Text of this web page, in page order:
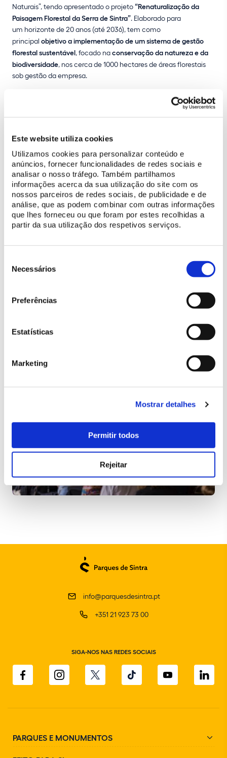
Este website utiliza cookies
Utilizamos cookies para personalizar conteúdo e
anúncios, fornecer funcionalidades de redes sociais e
analisar o nosso tráfego. Também partilhamos
informações acerca da sua utilização do site com os
nossos parceiros de redes sociais, de publicidade e de
análise, que as podem combinar com outras informações
que lhes forneceu ou que foram por estes recolhidas a
partir da sua utilização dos respetivos serviços.
Necessários
Preferências
Estatísticas
Marketing
Mostrar detalhes
Permitir todos
Rejeitar
Naturais”, tendo apresentado o projeto“Renaturalização da
Paisagem Florestal da Serra de Sintra”. Elaborado para
um horizonte de 20 anos (até 2036), tem como
principal objetivo a implementação de um sistema de gestão
florestal sustentável, focado naconservação da natureza e da
biodiversidade, nos cerca de 1000 hectares de áreas florestais
sob gestão da empresa.
Instituto da Conservação da Natureza e das
melhorar o estado
debater soluções, produzir recomendações e definir metas,
realizaram-sesessões em todo o país, dinamizadas pela
School of Science and Technology | FCT NOVA, que contaram
com a participação de entidades como administração local,
instituições de investigação científica e tecnológica e
organizações não-governamentais de ambiente.
Foramsete os objetivos que orientaram os debates, cujos
aumentar a perceção e apropriação pública do património
natural; vigiar e controlar espécies exóticas invasoras;
infraestruturas verdes e a conectividade ecológica; estimular a
cooperação internacional; e inovar no investimento em
info@parquesdesintra.pt
+351 21 923 73 00
SIGA-NOS NAS REDES SOCIAIS
PARQUES E MONUMENTOS